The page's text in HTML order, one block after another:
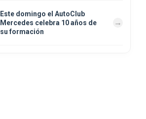
Este domingo el AutoClub
Mercedes celebra 10 años de
su formación